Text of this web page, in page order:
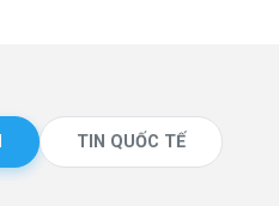
TIN QUỐC TẾ